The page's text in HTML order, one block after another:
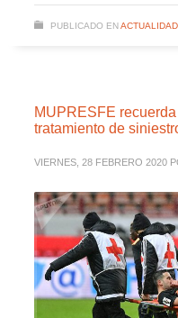
PUBLICADO EN ACTUALIDAD,
MUPRESFE
tratamiento de
VIERNES, 28 FEBRERO 2020